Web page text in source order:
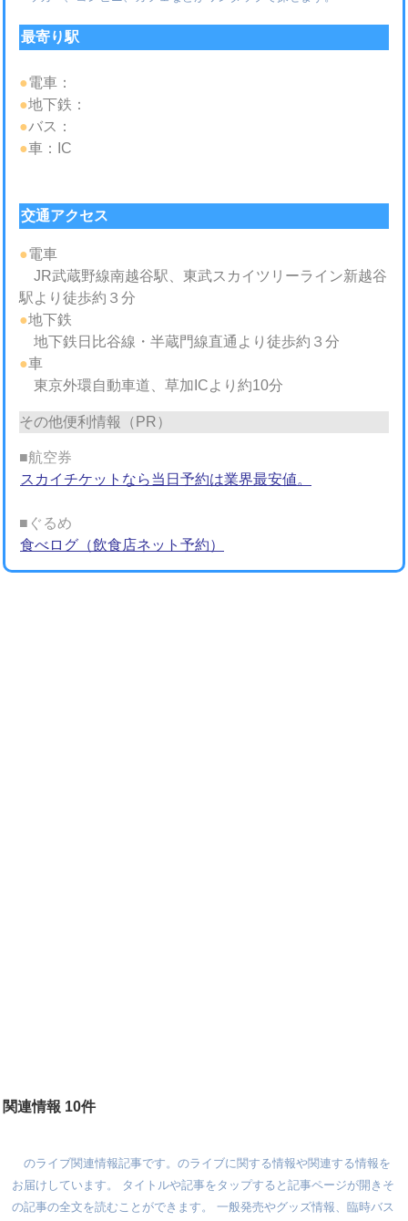
最寄り駅
●電車：
●地下鉄：
●バス：
●車：IC
交通アクセス
●電車
JR武蔵野線南越谷駅、東武スカイツリーライン新越谷
駅より徒歩約３分
●地下鉄
地下鉄日比谷線・半蔵門線直通より徒歩約３分
●車
東京外環自動車道、草加ICより約10分
その他便利情報（PR）
■航空券
スカイチケットなら当日予約は業界最安値。
■ぐるめ
食べログ（飲食店ネット予約）
関連情報 10件
のライブ関連情報記事です。のライブに関する情報や関連する情報を
お届けしています。 タイトルや記事をタップすると記事ページが開きそ
の記事の全文を読むことができます。 一般発売やグッズ情報、臨時バス